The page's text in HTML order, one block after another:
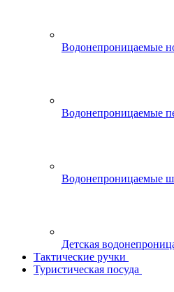
Водонепроницаемые
Водонепроницаемые
Водонепроницаемые
Детская
Тактические ручки
Туристическая посуда